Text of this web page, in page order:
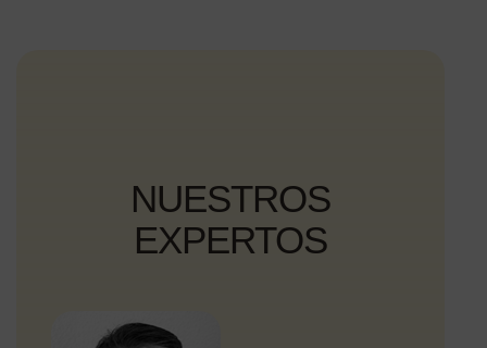
NUESTROS
EXPERTOS